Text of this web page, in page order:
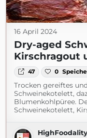
16 April 2024
Dry-aged
Kirschragout
47 0
Trocken gereiftes
Schweinekotelett,
Blumenkohlpüree.
Schweinekotelett,
HighFoodality